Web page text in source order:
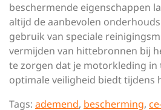
beschermende eigenschappen
altijd de aanbevolen
gebruik van speciale
vermijden van hittebronnen bij
te zorgen dat je motorkleding
optimale veiligheid biedt tijdens
Tags: ademend, bescherming,